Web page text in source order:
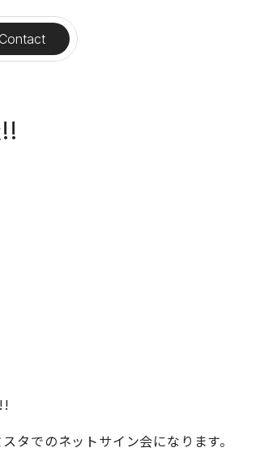
Contact
でのネットサイン会になります。